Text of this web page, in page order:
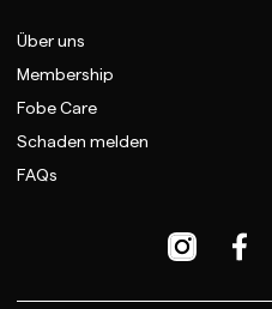
Über uns
Membership
Fobe Care
Schaden melden
FAQs